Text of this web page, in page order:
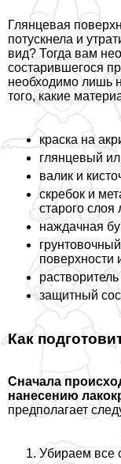
Глянцевая
потускнела и
вид? Тогда вам
состарившегося
необходимо лишь
того, какие
краска на
глянцевый
валик и
скребок и
старого слоя
наждачная
поверхности
защитный
Как
Сначала
нанесению
предполагает
Убираем все